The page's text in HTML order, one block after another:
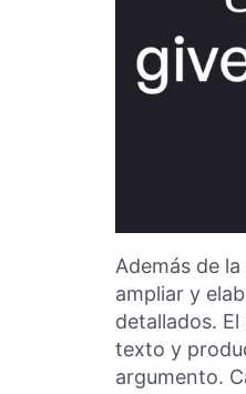
Además de
ampliar y
detallados.
texto y
argumento.